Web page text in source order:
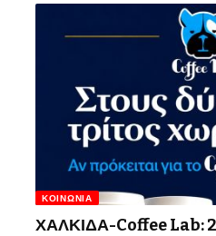
ΚΟΙΝΩΝΊΑ
ΧΑΛΚΙΔΑ-Coffee Lab: